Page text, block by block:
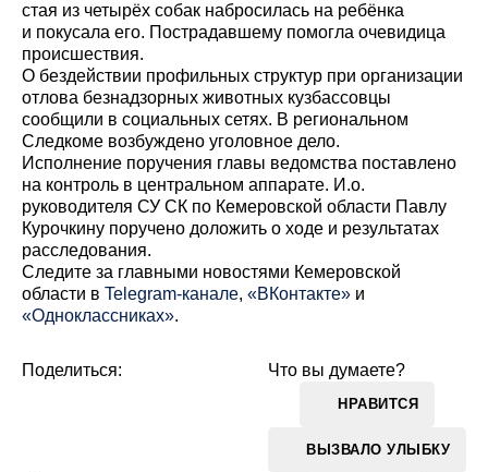
стая из четырёх собак набросилась на ребёнка
и покусала его. Пострадавшему помогла очевидица
происшествия.
О бездействии профильных структур при организации
отлова безнадзорных животных кузбассовцы
сообщили в социальных сетях. В региональном
Следкоме возбуждено уголовное дело.
Исполнение поручения главы ведомства поставлено
на контроль в центральном аппарате. И.о.
руководителя СУ СК по Кемеровской области Павлу
Курочкину поручено доложить о ходе и результатах
расследования.
Cледите за главными новостями Кемеровской
области в Telegram-канале, «ВКонтакте» и
«Одноклассниках».
Что вы думаете?
НРАВИТСЯ
ВЫЗВАЛО УЛЫБКУ
Поделиться: